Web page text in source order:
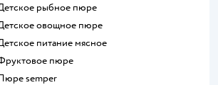
детское рыбное пюре
детское овощное пюре
детское питание мясное
фруктовое пюре
пюре semper